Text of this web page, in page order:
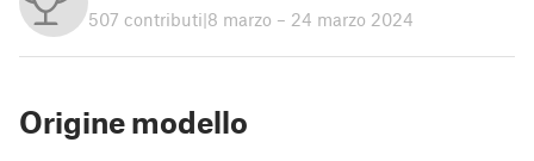
507 contributi|8 marzo – 24 marzo 2024
Origine modello